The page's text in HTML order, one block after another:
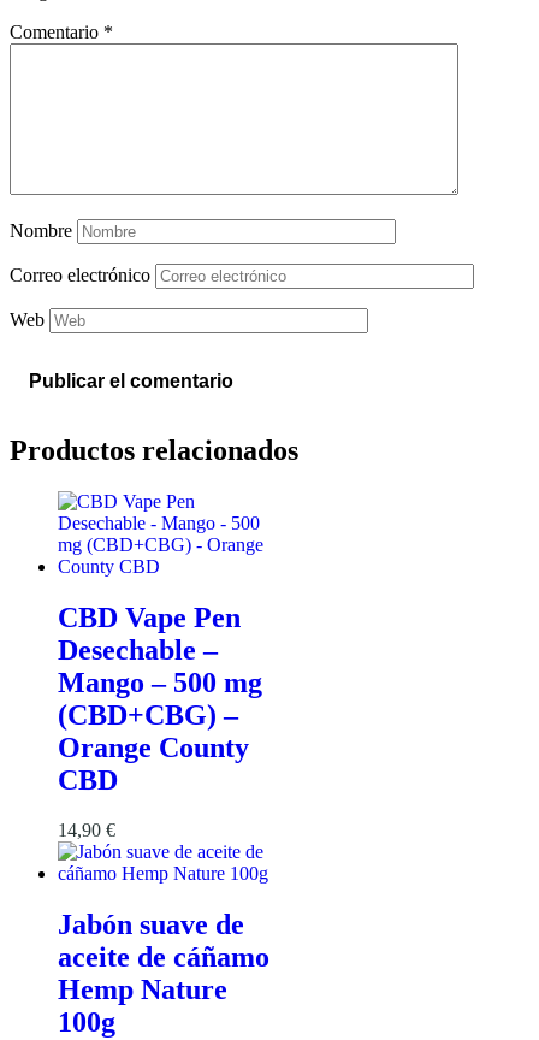
Comentario *
Nombre
Correo electrónico
Web
Productos relacionados
CBD Vape Pen
Desechable –
Mango – 500 mg
(CBD+CBG) –
Orange County
CBD
14,90 €
Jabón suave de
aceite de cáñamo
Hemp Nature
100g